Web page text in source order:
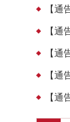
【通
【通
【
【
【